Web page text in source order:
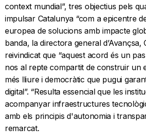
context mundial”, tres objectius pels
impulsar Catalunya “com a epicentre
europea de solucions amb impacte
banda, la directora general d’Avançsa,
reivindicat que “aquest acord és un
nos al repte compartit de construir un
més lliure i democràtic que pugui
digital”. “Resulta essencial que les
acompanyar infraestructures
amb els principis d'autonomia i
remarcat.